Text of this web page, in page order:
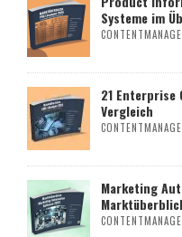
Systeme im
21 Enterprise
Vergleich
Marketing